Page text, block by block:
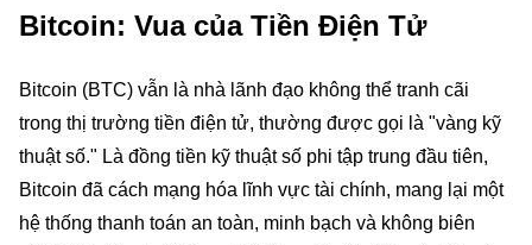
Bitcoin: Vua của Tiền Điện Tử
Bitcoin (BTC) vẫn là nhà lãnh đạo không thể tranh cãi
trong thị trường tiền điện tử, thường được gọi là "vàng kỹ
thuật số." Là đồng tiền kỹ thuật số phi tập trung đầu tiên,
Bitcoin đã cách mạng hóa lĩnh vực tài chính, mang lại một
hệ thống thanh toán an toàn, minh bạch và không biên